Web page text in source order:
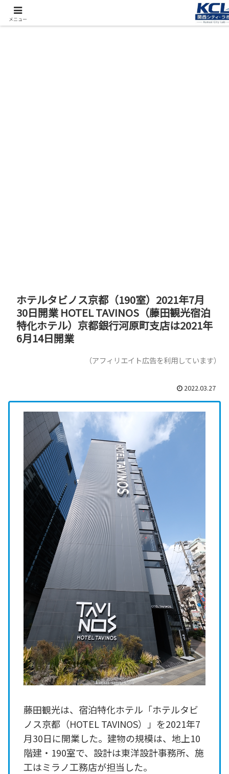
ホテルタビノス京都（190室）2021年7月
30日開業 HOTEL TAVINOS（藤田観光宿泊
特化ホテル）京都銀行河原町支店は2021年
6月14日開業
（アフィリエイト広告を利用しています）
2022.03.27
藤田観光は、宿泊特化ホテル「ホテルタビ
ノス京都（HOTEL TAVINOS）」を2021年7
月30日に開業した。建物の規模は、地上10
階建・190室で、設計は東洋設計事務所、施
工はミラノ工務店が担当した。
メニュー